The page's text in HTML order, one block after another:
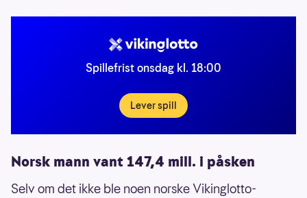
Spillefrist onsdag kl. 18:00
Lever spill
Norsk mann vant 147,4 mill. i påsken
Selv om det ikke ble noen norske Vikinglotto-